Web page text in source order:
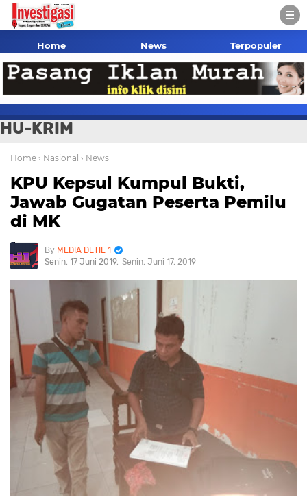
Home News Terpopuler
HU-KRIM
Home › Nasional › News
KPU Kepsul Kumpul Bukti,
Jawab Gugatan Peserta Pemilu
di MK
MEDIA DETIL 1
Senin, 17 Juni 2019 Senin, Juni 17, 2019